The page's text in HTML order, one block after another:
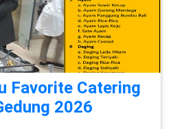
Favorite Catering
2026